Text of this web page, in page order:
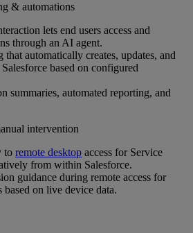
& automations
lets end users access and
through an AI agent.
automatically creates, updates, and
based on configured
summaries, automated reporting, and
intervention
to remote desktop access for Service
from within Salesforce.
guidance during remote access for
based on live device data.